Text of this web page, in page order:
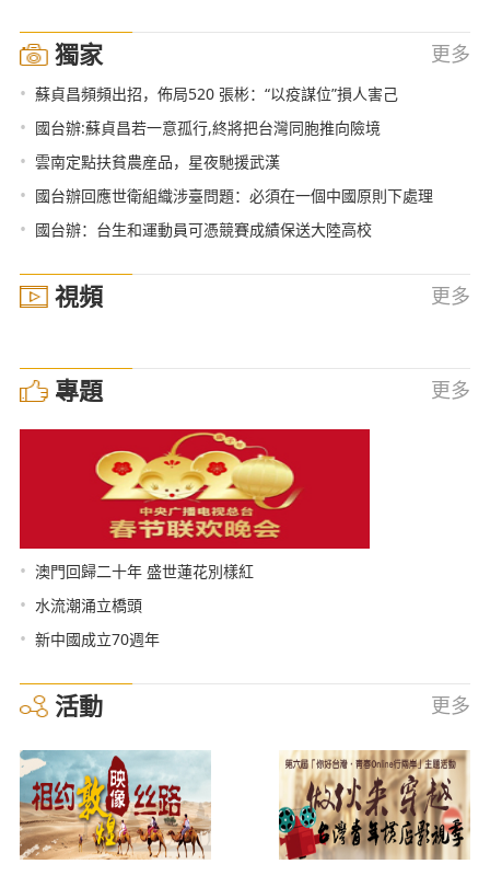
獨家 更多
• 蘇貞昌頻頻出招，佈局520 張彬：“以疫謀位”損人害己
• 國台辦:蘇貞昌若一意孤行,終將把台灣同胞推向險境
• 雲南定點扶貧農産品，星夜馳援武漢
• 國台辦回應世衛組織涉臺問題：必須在一個中國原則下處理
• 國台辦：台生和運動員可憑競賽成績保送大陸高校
視頻 更多
專題 更多
• 澳門回歸二十年 盛世蓮花別樣紅
• 水流潮涌立橋頭
• 新中國成立70週年
活動 更多